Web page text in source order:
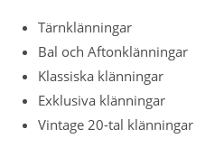
Tärnklänningar
Bal och Aftonklänningar
Klassiska klänningar
Exklusiva klänningar
Vintage 20-tal klänningar